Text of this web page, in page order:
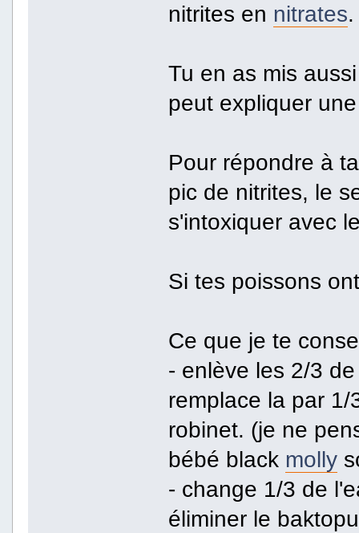
nitrites en nitrates.
Tu en as mis
peut expliquer
Pour répondre à
pic de nitrites, le
s'intoxiquer avec
Si tes poissons
Ce que je te
- enlève les 2/3
remplace la par
robinet. (je ne
bébé black molly
- change 1/3 de
éliminer le